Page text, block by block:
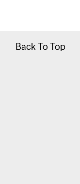
Back To Top
Back To Top